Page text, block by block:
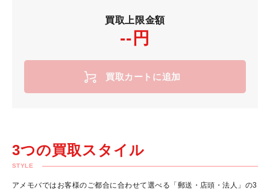
買取上限金額
--円
買取カートに追加
3つの買取スタイル
STYLE
アメモバではお客様のご都合に合わせて選べる「郵送・店頭・法人」の3